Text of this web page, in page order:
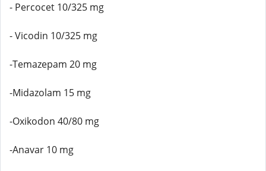
- Percocet 10/325 mg
- Vicodin 10/325 mg
-Temazepam 20 mg
-Midazolam 15 mg
-Oxikodon 40/80 mg
-Anavar 10 mg